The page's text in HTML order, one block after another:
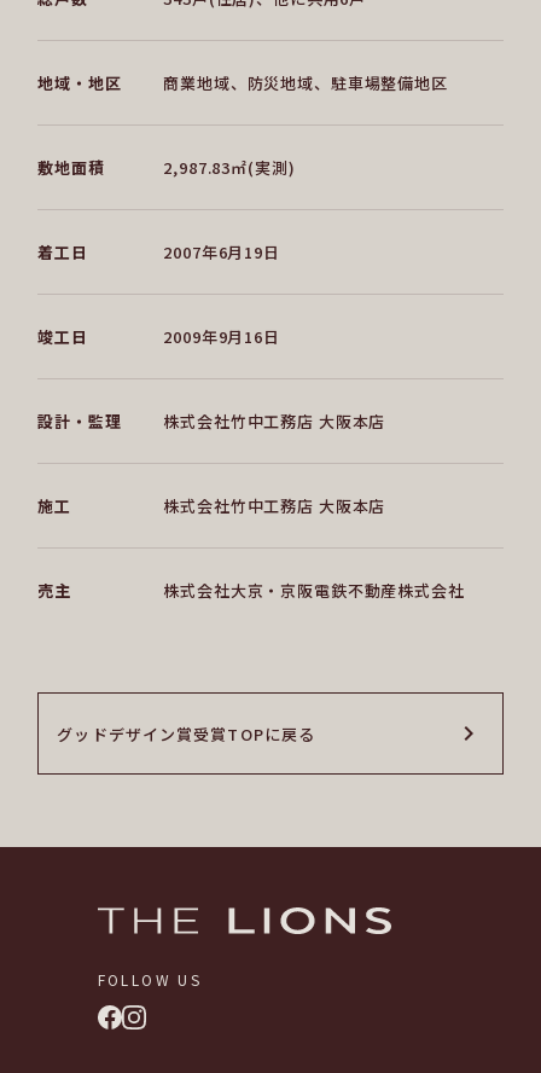
地域・地区 商業地域、防災地域、駐車場整備地区
敷地面積 2,987.83㎡(実測)
着工日 2007年6月19日
竣工日 2009年9月16日
設計・監理 株式会社竹中工務店 大阪本店
施工 株式会社竹中工務店 大阪本店
売主 株式会社大京・京阪電鉄不動産株式会社
グッドデザイン賞受賞TOPに戻る
FOLLOW US